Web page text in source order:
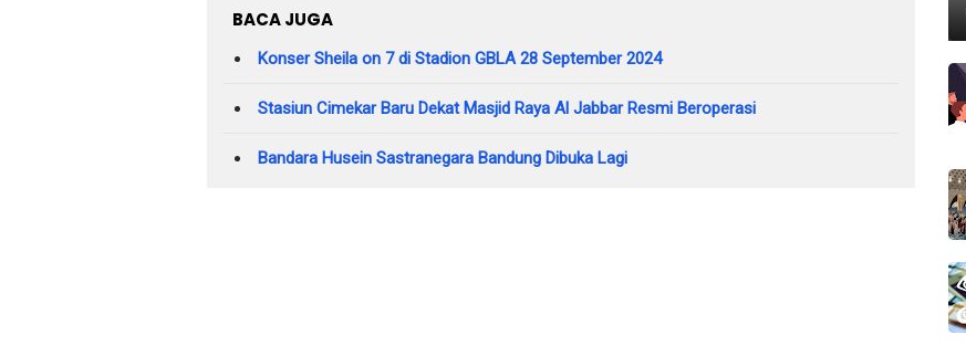
BACA JUGA
Konser Sheila on 7 di Stadion GBLA 28 September 2024
Stasiun Cimekar Baru Dekat Masjid Raya Al Jabbar Resmi Beroperasi
Bandara Husein Sastranegara Bandung Dibuka Lagi